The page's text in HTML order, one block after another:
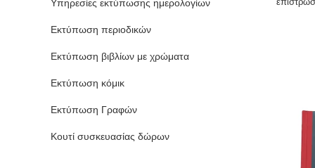
Υπηρεσίες εκτύπωσης ημερολογίων
Εκτύπωση περιοδικών
Εκτύπωση βιβλίων με χρώματα
Εκτύπωση κόμικ
Εκτύπωση Γραφών
Κουτί συσκευασίας δώρων